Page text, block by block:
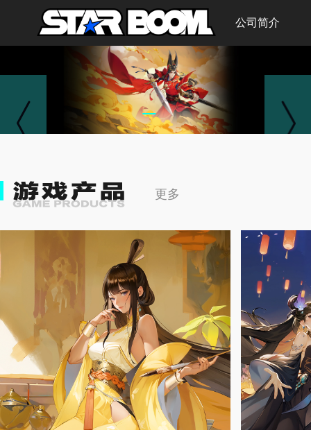
首页 公司简介
更多